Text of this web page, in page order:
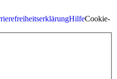
HilfeCookie-